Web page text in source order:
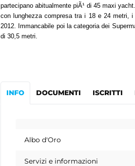
partecipano abitualmente piÃ¹ di 45 maxi
con lunghezza compresa tra i 18 e 24 metri,
2012. Immancabile poi la categoria dei
di 30,5 metri.
INFO DOCUMENTI ISCRITTI
Albo d'Oro
Servizi e informazioni